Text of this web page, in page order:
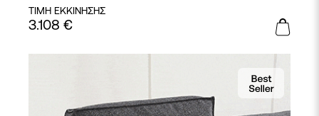
ΤΙΜΗ ΕΚΚΙΝΗΣΗΣ
3.108 €